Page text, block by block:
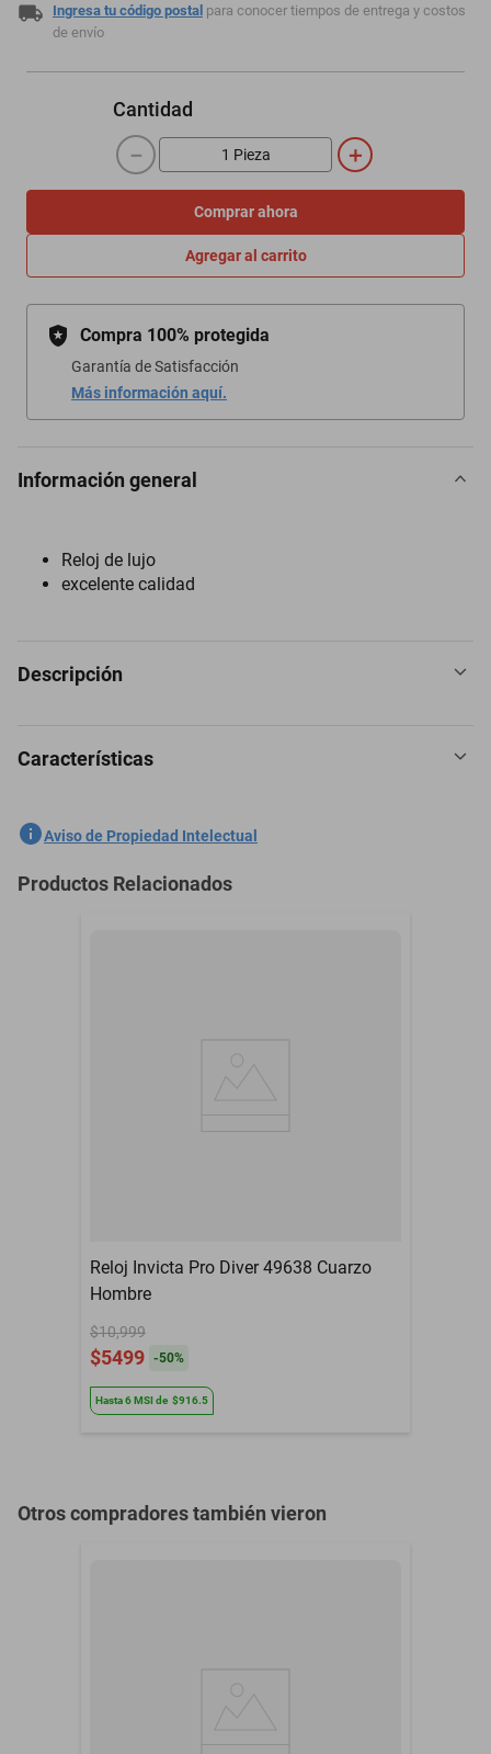
Ingresa tu código postal para conocer tiempos de entrega y costos
de envío
Cantidad
＋
－
Comprar ahora
Agregar al carrito
Compra 100% protegida
Garantía de Satisfacción
Más información aquí.
Información general
Reloj de lujo
excelente calidad
Descripción
Reloj CURREN KREE0903 Hombre Negro
Características
SKU
Marca
Si
Contenido del Empaque 1 Reloj
Garantía con Proveedor
Género
Aviso de Propiedad Intelectual
Productos Relacionados
Reloj Invicta Pro Diver 49638 Cuarzo
Hombre
$10,999
$5499 -50%
Hasta6MSIde $916.5
Otros compradores también vieron